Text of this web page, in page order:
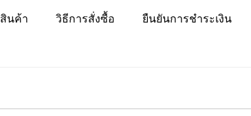
สินค้า วิธีการสั่งซื้อ ยืนยันการชำระเงิน